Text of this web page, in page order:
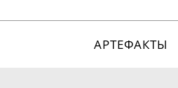
АРТЕФАКТЫ